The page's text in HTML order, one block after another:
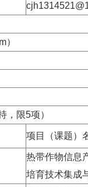
）
，限5项）
项目（课题）
热带作物信息
培育技术集成